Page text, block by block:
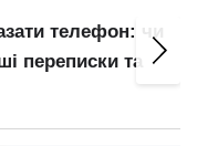
або 1000 грн:
допомогу